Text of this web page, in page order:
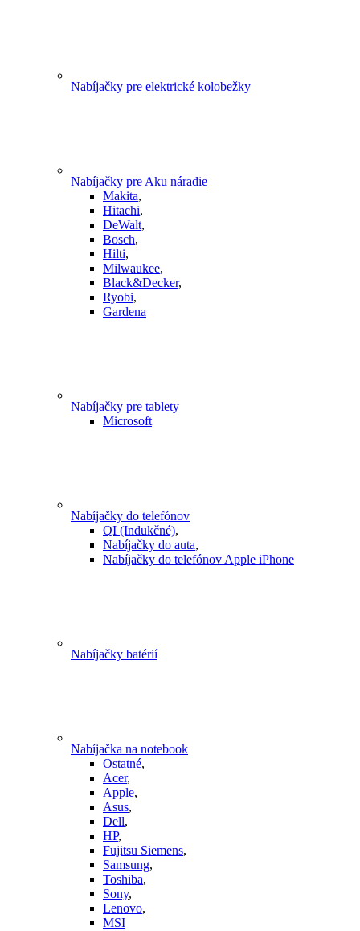
Nabíjačky pre elektrické kolobežky
Nabíjačky pre Aku náradie
Makita,
Hitachi,
DeWalt,
Bosch,
Hilti,
Milwaukee,
Black&Decker,
Ryobi,
Gardena
Nabíjačky pre tablety
Microsoft
Nabíjačky do telefónov
QI (Indukčné),
Nabíjačky do auta,
Nabíjačky do telefónov Apple iPhone
Nabíjačky batérií
Nabíjačka na notebook
Ostatné,
Acer,
Apple,
Asus,
Dell,
HP,
Fujitsu Siemens,
Samsung,
Toshiba,
Sony,
Lenovo,
MSI